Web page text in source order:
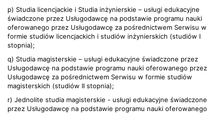
p) Studia licencjackie i Studia inżynierskie – usługi edukacyjne
świadczone przez Usługodawcę na podstawie programu nauki
oferowanego przez Usługodawcę za pośrednictwem Serwisu w
formie studiów licencjackich i studiów inżynierskich (studiów I
stopnia);
q) Studia magisterskie – usługi edukacyjne świadczone przez
Usługodawcę na podstawie programu nauki oferowanego przez
Usługodawcę za pośrednictwem Serwisu w formie studiów
magisterskich (studiów II stopnia);
r) Jednolite studia magisterskie - usługi edukacyjne świadczone
przez Usługodawcę na podstawie programu nauki oferowanego